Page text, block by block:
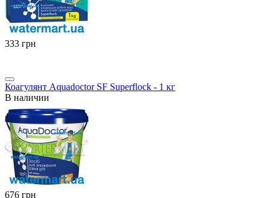
‍333‍ грн
Коагулянт Aquadoctor SF Superflock - 1 кг
В наличии
‍676‍ грн